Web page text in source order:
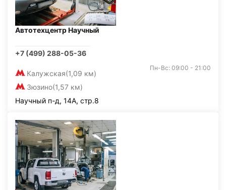
Автотехцентр Научный
+7 (499) 288-05-36
Калужская(1,09 км)
Зюзино(1,57 км)
Пн-Вс: 09:00 - 21:00
Научный п-д, 14А, стр.8